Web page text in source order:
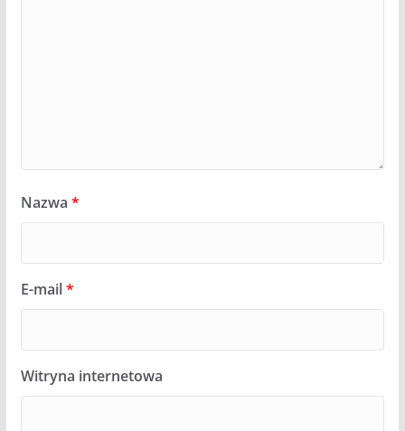
Nazwa *
E-mail*
Witryna internetowa